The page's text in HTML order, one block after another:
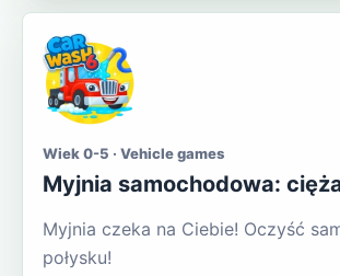
Wiek 0-5 · Vehicle games
Myjnia samochodowa:
Myjnia czeka na Ciebie! Oczyść
połysku!